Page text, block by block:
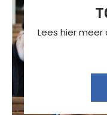
Lees hier